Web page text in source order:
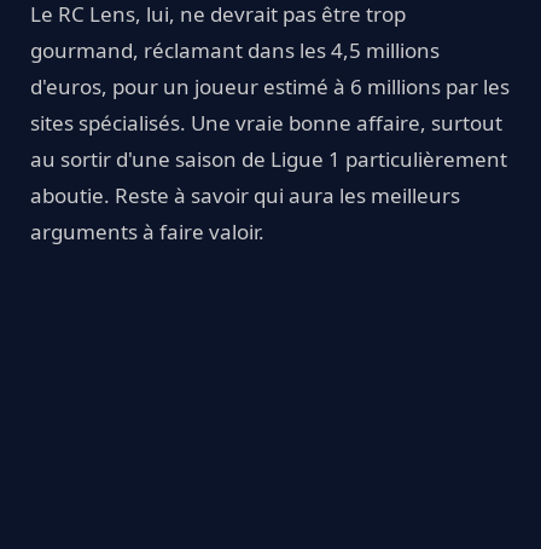
Le RC Lens, lui, ne devrait pas être trop
gourmand, réclamant dans les 4,5 millions
d'euros, pour un joueur estimé à 6 millions par les
sites spécialisés. Une vraie bonne affaire, surtout
au sortir d'une saison de Ligue 1 particulièrement
aboutie. Reste à savoir qui aura les meilleurs
arguments à faire valoir.